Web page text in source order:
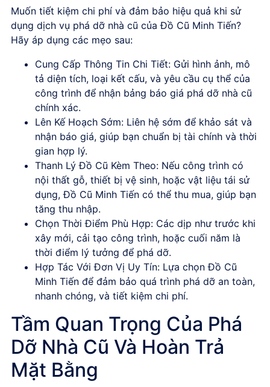
Muốn tiết kiệm chi phí và đảm bảo hiệu quả khi sử
dụng dịch vụ phá dỡ nhà cũ củaĐồ Cũ Minh Tiến?
Hãy áp dụng các mẹo sau:
Cung Cấp Thông Tin Chi Tiết: Gửi hình ảnh, mô
tả diện tích, loại kết cấu, và yêu cầu cụ thể của
công trình để nhận bảng báo giá phá dỡ nhà cũ
chính xác.
Lên Kế Hoạch Sớm: Liên hệ sớm để khảo sát và
nhận báo giá, giúp bạn chuẩn bị tài chính và thời
gian hợp lý.
Thanh Lý Đồ Cũ Kèm Theo: Nếu công trình có
nội thất gỗ, thiết bị vệ sinh, hoặc vật liệu tái sử
dụng,Đồ Cũ Minh Tiến có thể thu mua, giúp bạn
tăng thu nhập.
Chọn Thời Điểm Phù Hợp: Các dịp như trước khi
xây mới, cải tạo công trình, hoặc cuối năm là
thời điểm lý tưởng để phá dỡ.
Hợp Tác Với Đơn Vị Uy Tín: Lựa chọnĐồ Cũ
Minh Tiến để đảm bảo quá trình phá dỡ an toàn,
nhanh chóng, và tiết kiệm chi phí.
Tầm Quan Trọng Của Phá
Dỡ Nhà Cũ Và Hoàn Trả
Mặt Bằng